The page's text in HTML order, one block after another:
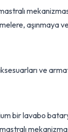
ve
bir lavabo